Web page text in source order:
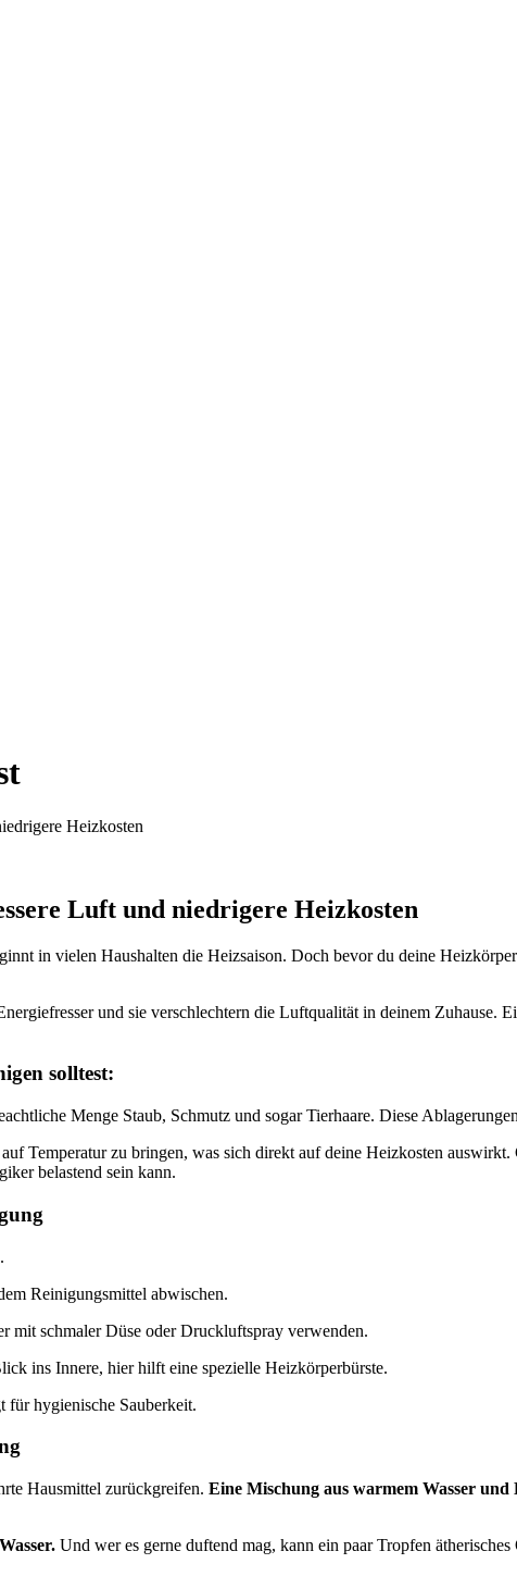
Luft und niedrigere Heizkosten
in vielen Haushalten die Heizsaison. Doch bevor du deine
und sie verschlechtern die Luftqualität in deinem Zuhause.
solltest:
Menge Staub, Schmutz und sogar Tierhaare. Diese
Temperatur zu bringen, was sich direkt auf deine Heizkosten
belastend sein kann.
Reinigungsmittel abwischen.
mit schmaler Düse oder Druckluftspray verwenden.
ins Innere, hier hilft eine spezielle Heizkörperbürste.
für hygienische Sauberkeit.
Hausmittel zurückgreifen. Eine Mischung aus warmem Wasser
Und wer es gerne duftend mag, kann ein paar Tropfen